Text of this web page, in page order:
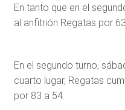
En tanto que en el
al anfitrión Regatas por
En el segundo turno,
cuarto lugar, Regatas
por 83 a 54.